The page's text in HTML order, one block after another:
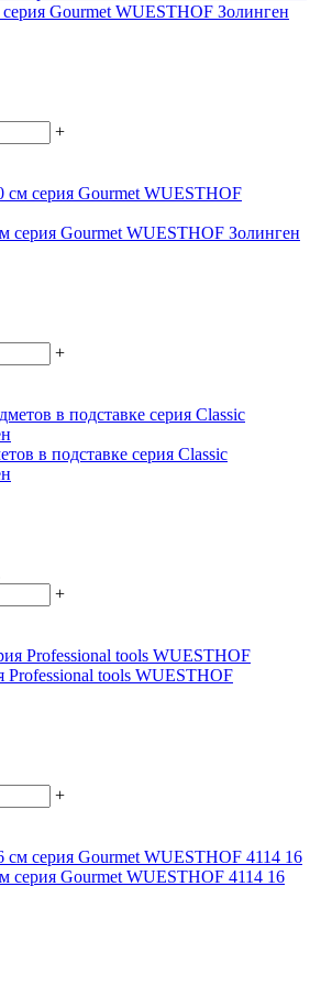
Gourmet WUESTHOF Золинген
+
серия Gourmet WUESTHOF Золинген
+
в подставке серия Classic
+
Professional tools WUESTHOF
+
серия Gourmet WUESTHOF 4114 16